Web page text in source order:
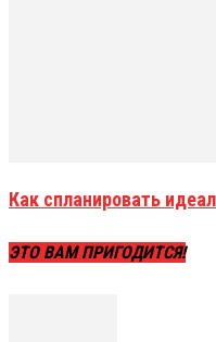
Как спланировать
ЭТО ВАМ ПРИГОДИТСЯ!